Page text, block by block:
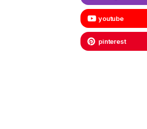
youtube
pinterest